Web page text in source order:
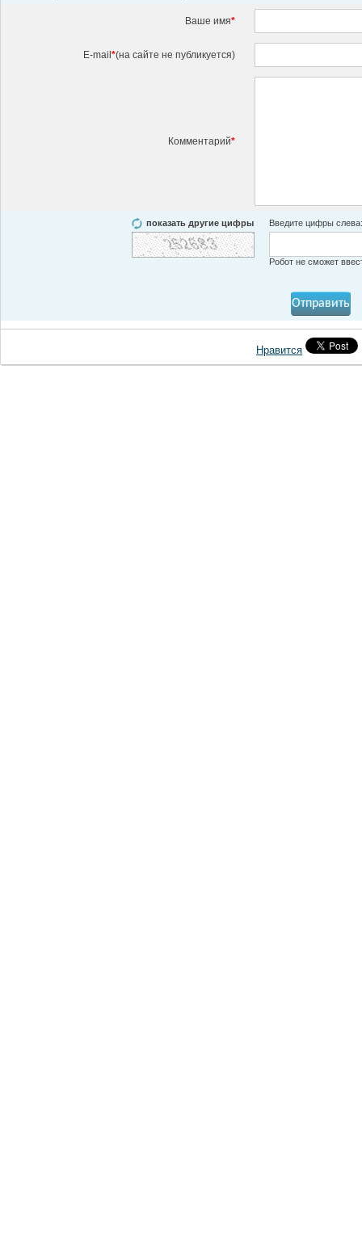
Ваше имя*
E-mail *(на сайте не публикуется)
Комментарий*
показать другие цифры Введите цифры слева:
Робот не сможет
Нравится